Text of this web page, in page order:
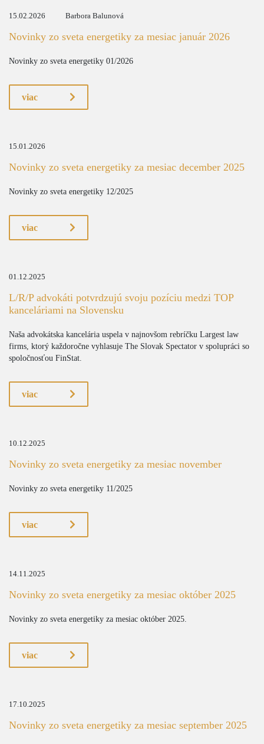
15.02.2026 Barbora Balunová
Novinky zo sveta energetiky za mesiac január 2026
Novinky zo sveta energetiky 01/2026
viac
15.01.2026
Novinky zo sveta energetiky za mesiac december 2025
Novinky zo sveta energetiky 12/2025
viac
01.12.2025
L/R/P advokáti potvrdzujú svoju pozíciu medzi TOP
kanceláriami na Slovensku
Naša advokátska kancelária uspela v najnovšom rebríčku Largest law
firms, ktorý každoročne vyhlasuje The Slovak Spectator v spolupráci so
spoločnosťou FinStat.
viac
10.12.2025
Novinky zo sveta energetiky za mesiac november
Novinky zo sveta energetiky 11/2025
viac
14.11.2025
Novinky zo sveta energetiky za mesiac október 2025
Novinky zo sveta energetiky za mesiac október 2025.
viac
17.10.2025
Novinky zo sveta energetiky za mesiac september 2025